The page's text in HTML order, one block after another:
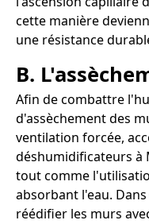
cette manière
une résistance
B.
Afin de combattre
d'assèchement des
ventilation forcée,
déshumidificateurs à
tout comme
absorbant l'eau.
réédifier les murs